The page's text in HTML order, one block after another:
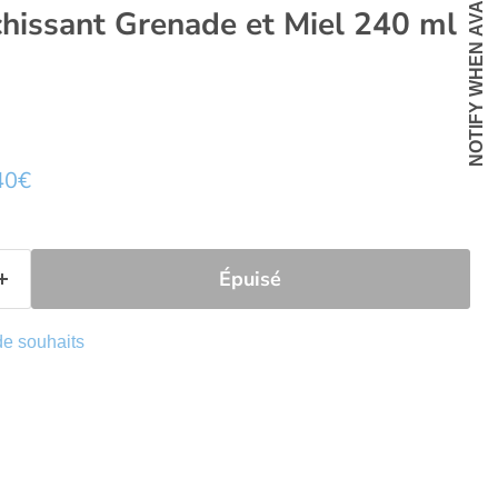
Grenade et Miel 240 ml
Épuisé
souhaits
NOTIFY WHEN AVAILABLE